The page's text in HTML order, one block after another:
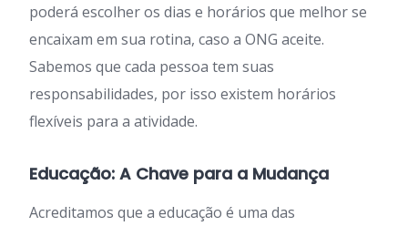
poderá escolher os dias e horários que melhor se
encaixam em sua rotina, caso a ONG aceite.
Sabemos que cada pessoa tem suas
responsabilidades, por isso existem horários
flexíveis para a atividade.
Educação: A Chave para a Mudança
Acreditamos que a educação é uma das